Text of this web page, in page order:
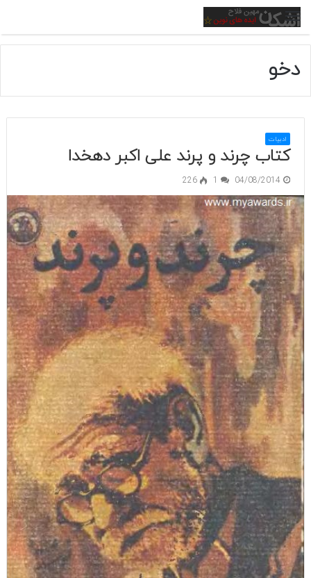
منو
دخو
ادبیات
کتاب چرند و پرند علی اکبر دهخدا
04/08/2014
1
226